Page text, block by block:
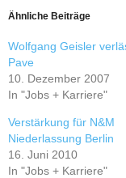
Ähnliche Beiträge
Wolfgang Geisler
Pave
10. Dezember 2007
In "Jobs + Karriere"
Verstärkung für N&M
Niederlassung Berlin
16. Juni 2010
In "Jobs + Karriere"